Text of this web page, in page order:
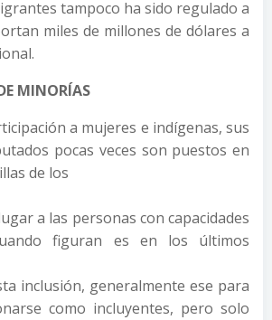
tampoco ha sido regulado a
miles de millones de dólares a
MINORÍAS
a mujeres e indígenas, sus
pocas veces son puestos en
de los
a las personas con capacidades
figuran es en los últimos
inclusión, generalmente ese para
como incluyentes, pero solo